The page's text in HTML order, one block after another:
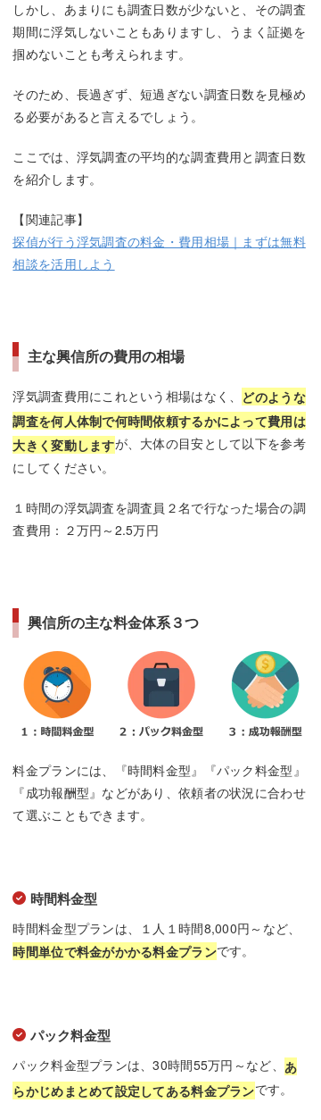
しかし、あまりにも調査日数が少ないと、その調査
期間に浮気しないこともありますし、うまく証拠を
掴めないことも考えられます。
そのため、長過ぎず、短過ぎない調査日数を見極め
る必要があると言えるでしょう。
ここでは、浮気調査の平均的な調査費用と調査日数
を紹介します。
【関連記事】
探偵が行う浮気調査の料金・費用相場｜まずは無料
相談を活用しよう
主な興信所の費用の相場
浮気調査費用にこれという相場はなく、 どのような
調査を何人体制で何時間依頼するかによって費用は
大きく変動しますが、大体の目安として以下を参考
にしてください。
１時間の浮気調査を調査員２名で行なった場合の調
査費用：２万円～2.5万円
興信所の主な料金体系３つ
料金プランには、『時間料金型』『パック料金型』
『成功報酬型』などがあり、依頼者の状況に合わせ
て選ぶこともできます。
時間料金型
時間料金型プランは、１人１時間8,000円～など、
時間単位で料金がかかる料金プランです。
パック料金型
パック料金型プランは、30時間55万円～など、 あ
らかじめまとめて設定してある料金プランです。